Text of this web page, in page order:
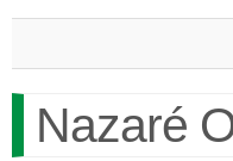
Nazaré